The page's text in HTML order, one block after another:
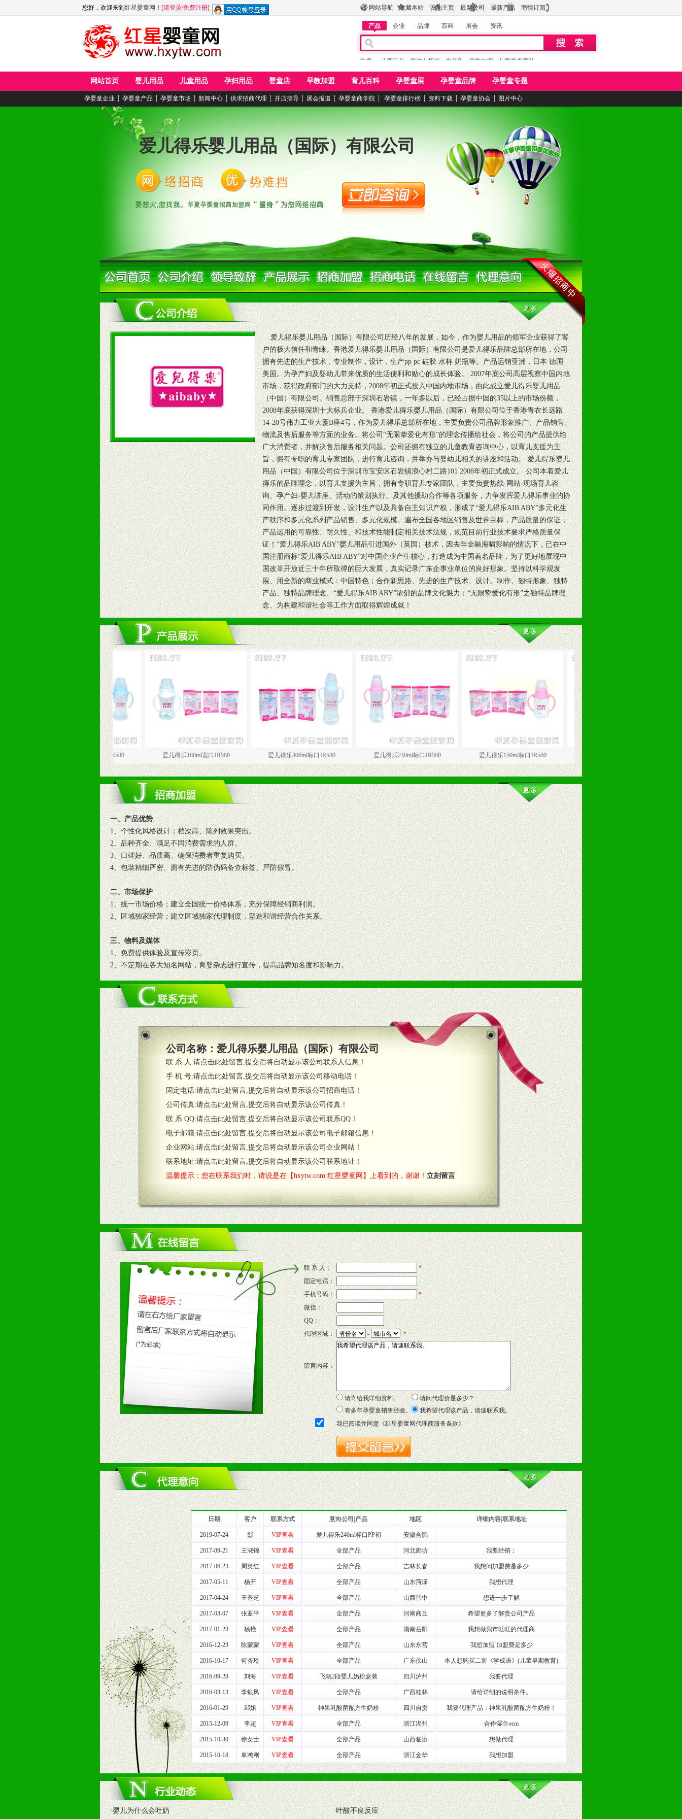
网站导航 收藏本站 设为主页 最新公司 最新产品 商情订阅
您好，欢迎来到 红星婴童网 ！ [请登录/免费注册]
产品 企业 品牌 百科 展会 资讯
热搜： 儿童玩具 婴幼儿奶粉 牛初乳 早教加盟 儿童夏季童装
网站首页 婴儿用品 儿童用品 孕妇用品 婴童店 早教加盟 育儿百科 孕婴童展 孕婴童品牌 孕婴童专题
孕婴童企业 ┆ 孕婴童产品 ┆ 孕婴童市场 ┆ 新闻中心 ┆ 供求招商代理 ┆ 开店指导 ┆ 展会报道 ┆ 孕婴童商学院 ┆ 孕婴童排行榜 ┆ 资料下载 ┆ 孕婴童协会 ┆ 图片中心
爱儿得乐婴儿用品（国际）有限公司
爱儿得乐婴儿用品（国际）有限公司历经八年的发展，如今，作为婴儿用品的领军企业获得了客
户的极大信任和青睐。香港爱儿得乐婴儿用品（国际）有限公司是爱儿得乐品牌总部所在地，公司
拥有先进的生产技术，专业制作，设计，生产pp pc 硅胶 水杯 奶瓶等。产品远销亚洲，日本 德国
美国。为孕产妇及婴幼儿带来优质的生活便利和贴心的成长体验。 2007年底公司高层视察中国内地
市场，获得政府部门的大力支持，2008年初正式投入中国内地市场，由此成立爱儿得乐婴儿用品
（中国）有限公司。销售总部于深圳石岩镇，一年多以后，已经占据中国的35以上的市场份额，
2008年底获得深圳十大标兵企业。 香港爱儿得乐婴儿用品（国际）有限公司位于香港青衣长远路
14-20号伟力工业大厦B座4号，作为爱儿得乐总部所在地，主要负责公司品牌形象推广、产品销售、
物流及售后服务等方面的业务。将公司“无限挚爱化有形”的理念传播给社会，将公司的产品提供给
广大消费者，并解决售后服务相关问题。公司还拥有独立的儿童教育咨询中心，以育儿支援为主
旨，拥有专职的育儿专家团队，进行育儿咨询，并举办与婴幼儿相关的讲座和活动。 爱儿得乐婴儿
用品（中国）有限公司位于深圳市宝安区石岩镇浪心村二路101 2008年初正式成立。 公司本着爱儿
得乐的品牌理念，以育儿支援为主旨，拥有专职育儿专家团队，主要负责热线-网站-现场育儿咨
询、孕产妇-婴儿讲座、活动的策划执行、及其他援助合作等各项服务，力争发挥爱儿得乐事业的协
同作用。逐步过渡到开发，设计生产以及具备自主知识产权，形成了“爱儿得乐AIB ABY”多元化生
产秩序和多元化系列产品销售、多元化规模、遍布全国各地区销售及世界目标，产品质量的保证，
产品运用的可靠性、耐久性、和技术性能制定相关技术法规，规范目前行业技术要求严格质量保
证！“爱儿得乐AIB ABY”婴儿用品引进国外（英国）枝术，因去年金融海啸影响的情况下，已在中
国注册商标“爱儿得乐AIB ABY”对中国企业产生核心，打造成为中国着名品牌，为了更好地展现中
国改革开放近三十年所取得的巨大发展，真实记录广东企事业单位的良好形象。坚持以科学观发
展、用全新的商业模式：中国特色；合作新思路、先进的生产技术、设计、制作、独特形象、独特
产品、独特品牌理念、“爱儿得乐AIB ABY”浓郁的品牌文化魅力；“无限挚爱化有形”之独特品牌理
念、为构建和谐社会等工作方面取得辉煌成就！
爱儿得乐180ml宽口JR580 爱儿得乐300ml标口JR580 爱儿得乐240ml标口JR580 爱儿得乐150ml标口JR580 爱儿得乐150ml标口JR580
一、产品优势
1、个性化风格设计；档次高、陈列效果突出。
2、品种齐全、满足不同消费需求的人群。
3、口碑好、品质高、确保消费者重复购买。
4、包装精细严密、拥有先进的防伪码备查标签、严防假冒。
二、市场保护
1、统一市场价格；建立全国统一价格体系，充分保障经销商利润。
2、区域独家经营；建立区域独家代理制度，塑造和谐经营合作关系。
三、物料及媒体
1、免费提供体验及宣传彩页。
2、不定期在各大知名网站，育婴杂志进行宣传，提高品牌知名度和影响力。
3、根据地方实际情况提供销售喷绘画、促销架等销售道具。
四、市场操作及支持
1、根据区域市场协助制定具体营销策略。
2、根据具体情况公司给予必要市场支持。
3、根据市场需要，派驻区域销售人员全程跟踪服务，以确保产品顺利销售。
4、根据市场情况公司给予专职或兼职的业务代表及终端导购支持。
五、退换货制度
1、给予前期市场操作一定比例退换货政策。
2、对于临期，滞销品给予一定比例调换政策。
六、服务优势
1、完善的信息服务咨询中心：本着对代理商负责的态度，我们将及时回复您的疑问。
2、售后服务：突发性产品问题或消费者意见反馈，我们予以及时受理记录并合理妥善解决。
3、我们时刻整理各区销售情况，帮您诊断、分析市场，及时收编销售效果显着的案例，与您共商启动市场。
七、招商代理（全国各地）
1、认同我们的经营理念。
2、具备较好商业信誉和资金实力。
3、具备区域内良好的终端网点和销售渠道。
4、具备一定业务团队能力覆盖区域的流通渠道，孕婴童渠道，医药渠道并为之提供配送服务。
5、具备较强的市场操作意识，投入意识和配合意识。
八、品牌产品
1、不断提升品牌的知名度，美誉度。
2、不断开创新产品不断满足消费者的新需求及适应市场变化。
九、加盟优势
1、广告企划支持：产品手册、POP宣传画、三折页及宣传礼品全面配赠，免费提供软硬性平面广告、电台广告操作手册、专柜咨询手册等各种市
场武器。
2、市场保护支持：供优质产品，全套合法经营手续，采取统一底价供货、严格保证区域市场独占，杜绝串货、假货。
3、对代理商、经销商提供公司资执证明复印件，财务以帐单，税务发票，产品质量报告检测单，产品批号；
4、营销技术支持：因地制宜，采取方案，专家顾问团提供专柜、社区、HS、名人营销等各种模式市场实战操作方案。
5、返利奖励支持：累计进货奖励，年终完成任务返利。
6、售后服务支持：营销全程跟踪服务，提供企划、咨询、培训等企业售后服务。
7、退换货支持：诚信为本的退换货保障制度，使经销商市场操作全程无忧。
十、代理条件
1、拥有婴幼儿产品经销网络，营养品或保健食品相关渠道者。
2、认同公司产品及经营理念，有良好的商业道德，良好的商誉，良好的市场网络的公司及销售自然人。
3、严格按照统一最低渠道价格，统一最低零售价销售，保证良性的价格体系，保证均衡的利润体系。
4、具有一定的资金实力，良好的商业信誉，具备地理区位优势。
5、为维护区域经销商利益，不得窜货。
十一、公司支持
1、免费人员培训支持
由销售明星、业务拓展能手、专业营养师、儿童营养专家为客户提供包括销售、营养、售后服务等各项专业培训。
2、终端宣传品支持
提供全国统一的产品手册、妈妈手册、VI手册、专柜、POP终端宣传物料、多样化的促销物品、礼品等。
3、大型促销活动支持
根据市场开发需要，为代理商、经销商提供活动策划，物料支持、人员支持等。媒体宣传支持
专业的孕婴童媒体、杂志、直销目录等全国性投放，扩大产品体宣传支持
专业的孕婴童媒体、杂志、直销目录等全国性投放，扩大产品宣传，提高产品美誉度。
4、专业完善的售后服务支持
5、确保经销商相应区域内的独家垄断性经营权益。
6、实施经营管理支持，根据经销商销售情况派人员驻地指导。
7、严格控制价格的波动，并给予相应的政策，充分保证经销产品丰厚的利润空间和市场经营的高额回报。
8、提供合理的退换货保障制度，保证经销商合作零风险。
9、及时有力的推出各种终端促销活动来帮助经销商启动和拉动市场销售，提供终端物料及宣传促销用品的支持。（包括POP、彩页、手提袋、易
拉宝、海报、试用装等）
10、提供信息支持，使经销商商融入公司经营中，充分了解来自公司的行销计划，产品的发展，以及行业市场的趋势与流行。
11、提供方便、快捷、灵活、安全、高效和准确的后勤配送物。
12、不断寻求国际前缘产品，完善母婴、儿童产品品类，为中国妈妈、宝宝提供完善的营养健康产品和宣传普及营养建康知识。为经销商、分销商
和终端客户提供更好的支持和服务。
十二、加盟方法
1、通过电话、邮件、网上留言等方式与我公司相关负责人取得联系。
2、与我公司相关人员取得联系之后需详细阅读公司有关制度以及合作加盟流程。
公司名称： 爱儿得乐婴儿用品（国际）有限公司
联 系 人:请点击此处留言,提交后将自动显示该公司联系人信息！
手 机 号:请点击此处留言,提交后将自动显示该公司移动电话！
固定电话:请点击此处留言,提交后将自动显示该公司招商电话！
公司传真:请点击此处留言,提交后将自动显示该公司传真！
联 系 QQ:请点击此处留言,提交后将自动显示该公司联系QQ！
电子邮箱:请点击此处留言,提交后将自动显示该公司电子邮箱信息！
企业网站:请点击此处留言,提交后将自动显示该公司企业网站！
联系地址:请点击此处留言,提交后将自动显示该公司联系地址！
温馨提示：您在联系我们时，请说是在【hxytw.com 红星婴童网】上看到的，谢谢！ 立刻留言
联 系 人：
*
固定电话：
手机号码：
*
微信：
QQ：
代理区域：
- *
留言内容：
请寄给我详细资料。
请问代理价是多少？
有多年孕婴童销售经验。
我希望代理该产品，请速联系我。
我已阅读并同意《红星婴童网代理商服务条款》
日期 客户 联系方式 意向公司|产品 地区 详细内容|联系地址
2019-07-24 彭 VIP查看 爱儿得乐240ml标口PP初 安徽合肥
2017-09-21 王淑锦 VIP查看 全部产品 河北廊坊 我要经销；
2017-06-23 周英红 VIP查看 全部产品 吉林长春 我想问加盟费是多少
2017-05-11 杨开 VIP查看 全部产品 山东菏泽 我想代理
2017-04-24 王秀芝 VIP查看 全部产品 山西晋中 想进一步了解
2017-03-07 张亚平 VIP查看 全部产品 河南商丘 希望更多了解贵公司产品
2017-01-23 杨艳 VIP查看 全部产品 湖南岳阳 我想做我市旺旺的代理商
2016-12-23 陈蒙蒙 VIP查看 全部产品 山东东营 我想加盟 加盟费是多少
2016-10-17 何杏玲 VIP查看 全部产品 广东佛山 本人想购买二套《学成语》(儿童早期教育)
2016-09-28 刘海 VIP查看 飞帆2段婴儿奶粉盒装 四川泸州 我要代理
2016-03-13 李银凤 VIP查看 全部产品 广西桂林 请给详细的说明条件。
2016-01-29 邱姐 VIP查看 神果乳酸菌配方牛奶粉 四川自贡 我要代理产品：神果乳酸菌配方牛奶粉！
2015-12-09 李超 VIP查看 全部产品 浙江湖州 合作湿巾oem
2015-10-30 徐女士 VIP查看 全部产品 山西临汾 想做代理
2015-10-18 单鸿刚 VIP查看 全部产品 浙江金华 我想加盟
·婴儿为什么会吐奶 ·叶酸不良反应